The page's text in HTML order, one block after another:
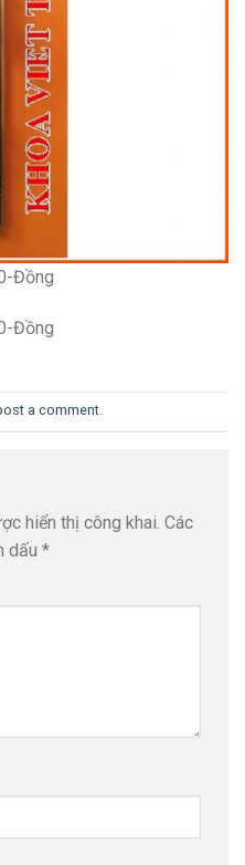
Đồng
Đồng
a comment.
hiển thị công khai. Các
dấu *